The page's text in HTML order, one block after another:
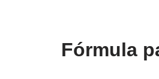
Fórmula